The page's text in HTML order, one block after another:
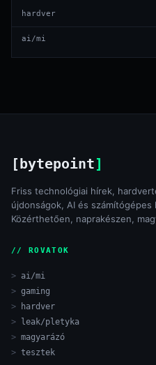
hardver
ai/mi
[bytepoint]
Friss technológiai hírek,
újdonságok, AI és
Közérthetően, naprakészen,
// ROVATOK
ai/mi
gaming
hardver
leak/pletyka
magyarázó
tesztek